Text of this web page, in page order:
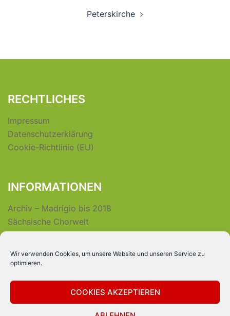
Wir verwenden Cookies, um unsere Website und unseren Service zu
optimieren.
COOKIES AKZEPTIEREN
Peterskirche
RECHTLICHES
Impressum
Datenschutzerklärung
Cookie-Richtlinie (EU)
INFORMATIONEN
Archiv – Madrigio bis 2018
Sächsische Chorwelt
INTERNER BEREICH
Login für Vereinsmitglieder